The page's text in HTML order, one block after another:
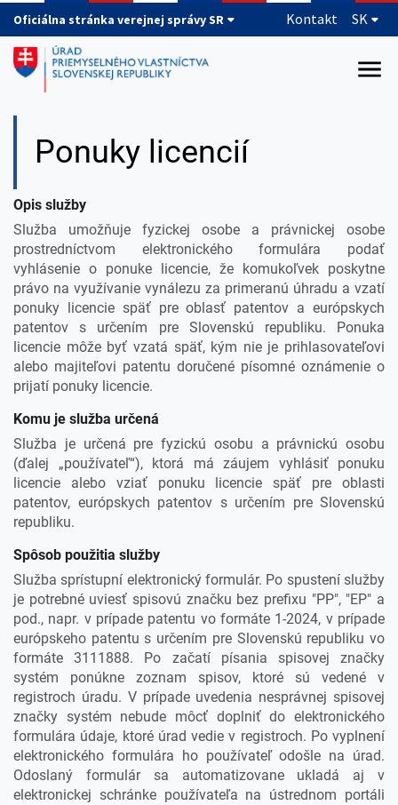
Preskočiť na hlavný obsah
Oficiálna stránka verejnej správy SR Kontakt SK
Ponuky licencií
Opis služby
Služba umožňuje fyzickej osobe a právnickej osobe
prostredníctvom elektronického formulára podať
vyhlásenie o ponuke licencie, že komukoľvek poskytne
právo na využívanie vynálezu za primeranú úhradu a vzatí
ponuky licencie späť pre oblasť patentov a európskych
patentov s určením pre Slovenskú republiku. Ponuka
licencie môže byť vzatá späť, kým nie je prihlasovateľovi
alebo majiteľovi patentu doručené písomné oznámenie o
prijatí ponuky licencie.
Komu je služba určená
Služba je určená pre fyzickú osobu a právnickú osobu
(ďalej „používateľ“), ktorá má záujem vyhlásiť ponuku
licencie alebo vziať ponuku licencie späť pre oblasti
patentov, európskych patentov s určením pre Slovenskú
republiku.
Spôsob použitia služby
Služba sprístupní elektronický formulár. Po spustení služby
je potrebné uviesť spisovú značku bez prefixu "PP", "EP" a
pod., napr. v prípade patentu vo formáte 1-2024, v prípade
európskeho patentu s určením pre Slovenskú republiku vo
formáte 3111888. Po začatí písania spisovej značky
systém ponúkne zoznam spisov, ktoré sú vedené v
registroch úradu. V prípade uvedenia nesprávnej spisovej
značky systém nebude môcť doplniť do elektronického
formulára údaje, ktoré úrad vedie v registroch. Po vyplnení
elektronického formulára ho používateľ odošle na úrad.
Odoslaný formulár sa automatizovane ukladá aj v
elektronickej schránke používateľa na ústrednom portáli